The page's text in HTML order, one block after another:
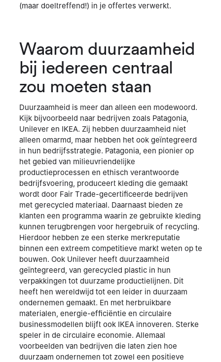
(maar doeltreffend!) in je offertes verwerkt.
Waarom duurzaamheid
bij iedereen centraal
zou moeten staan
Duurzaamheid is meer dan alleen een modewoord.
Kijk bijvoorbeeld naar bedrijven zoals Patagonia,
Unilever en IKEA. Zij hebben duurzaamheid niet
alleen omarmd, maar hebben het ook geïntegreerd
in hun bedrijfsstrategie. Patagonia, een pionier op
het gebied van milieuvriendelijke
productieprocessen en ethisch verantwoorde
bedrijfsvoering, produceert kleding die gemaakt
wordt door Fair Trade-gecertificeerde bedrijven
met gerecycled materiaal. Daarnaast bieden ze
klanten een programma waarin ze gebruikte kleding
kunnen terugbrengen voor hergebruik of recycling.
Hierdoor hebben ze een sterke merkreputatie
binnen een extreem competitieve markt weten op te
bouwen. Ook Unilever heeft duurzaamheid
geïntegreerd, van gerecycled plastic in hun
verpakkingen tot duurzame productielijnen. Dit
heeft hen wereldwijd tot een leider in duurzaam
ondernemen gemaakt. En met herbruikbare
materialen, energie-efficiëntie en circulaire
businessmodellen blijft ook IKEA innoveren. Sterke
speler in de circulaire economie. Allemaal
voorbeelden van bedrijven die laten zien hoe
duurzaam ondernemen tot zowel een positieve